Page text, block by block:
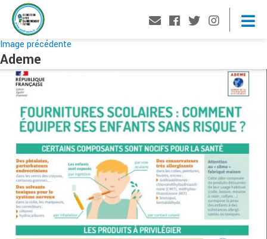
Image précédente
Ademe